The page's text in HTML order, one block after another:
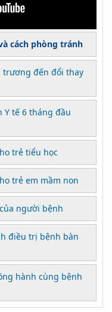
cách phòng tránh
trương đến đổi thay
Y tế 6 tháng đầu
trẻ tiểu học
trẻ em mầm non
người bệnh
điều trị bệnh bàn
hành cùng bệnh